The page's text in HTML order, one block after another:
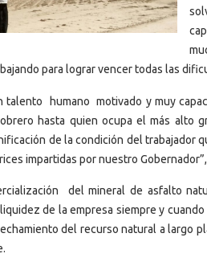
para lograr vencer todas las
talento humano motivado y muy
hasta quien ocupa el más alto
de la condición del trabajador
impartidas por nuestro
del mineral de asfalto
de la empresa siempre y
del recurso natural a largo